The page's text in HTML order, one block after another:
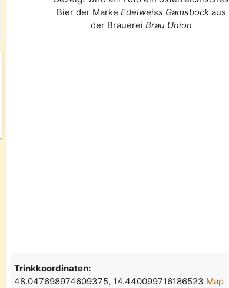
Bier der Marke Edelweiss Gamsbockaus
der Brauerei Brau Union
Trinkkoordinaten:
48.047698974609375, 14.440099716186523 Map